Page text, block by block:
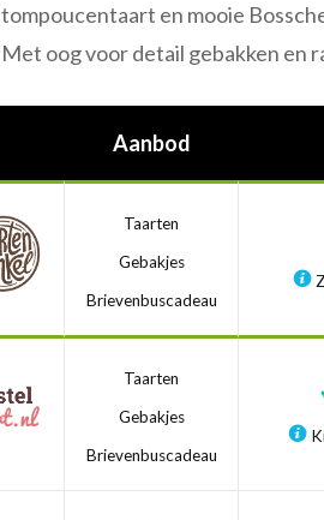
tompoucentaart en mooie
Met oog voor detail gebakken en
Aanbod
Taarten
Gebakjes
Brievenbuscadeau
Taarten
Gebakjes
Brievenbuscadeau